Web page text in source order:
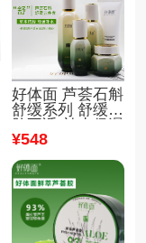
好体面 芦荟石斛
舒缓系列 舒缓肌
肤不适 补水保湿
¥548